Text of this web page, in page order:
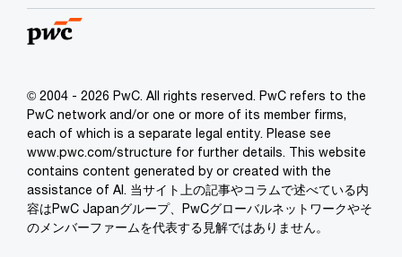
© 2004 - 2026 PwC. All rights reserved. PwC refers to the
PwC network and/or one or more of its member firms,
each of which is a separate legal entity. Please see
www.pwc.com/structure for further details. This website
contains content generated by or created with the
assistance of AI. 当サイト上の記事やコラムで述べている内
容はPwC Japanグループ、PwCグローバルネットワークやそ
のメンバーファームを代表する見解ではありません。